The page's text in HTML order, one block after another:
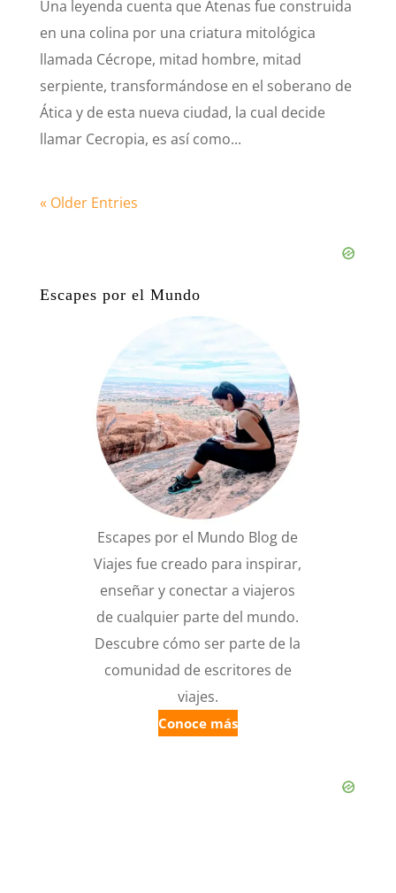
Una leyenda cuenta que Atenas fue construida
en una colina por una criatura mitológica
llamada Cécrope, mitad hombre, mitad
serpiente, transformándose en el soberano de
Ática y de esta nueva ciudad, la cual decide
llamar Cecropia, es así como...
« Older Entries
Escapes por el Mundo
Escapes por el Mundo Blog de
Viajes fue creado para inspirar,
enseñar y conectar a viajeros
de cualquier parte del mundo.
Descubre cómo ser parte de la
comunidad de escritores de
viajes.
Conoce más